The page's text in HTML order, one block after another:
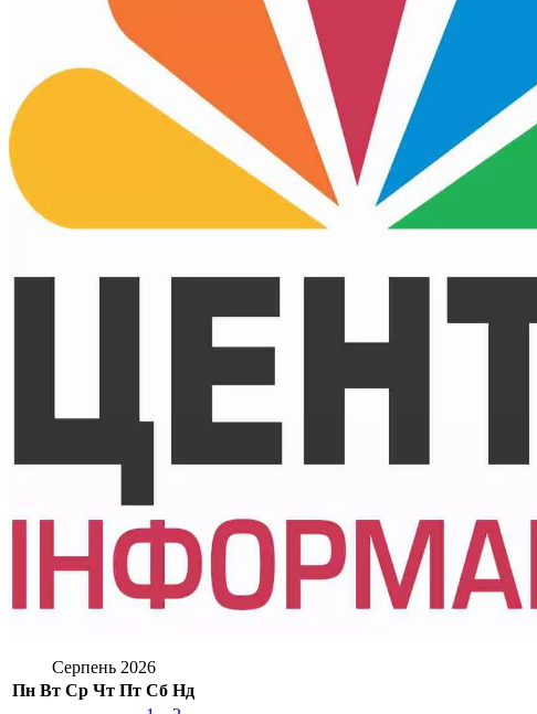
Серпень 2026
Пн Вт Ср Чт Пт Сб Нд